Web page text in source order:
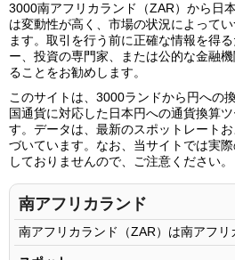
3000.05ランド
3000.06ランド
3000.07ランド
3000.08ランド
3000.09ランド
3000.10ランド
3000.11ランド
3000.12ランド
3000南アフリカランド（ZAR）から日
は変動性が高く、市場の状況によって
ます。取引を行う前に正確な情報を得
ー、投資の専門家、または公的な金融
ることをお勧めします。
このサイトは、3000ランドから円への
国通貨に対応した日本円への通貨換算
す。データは、最新のスポットレート
づいています。なお、当サイトでは実
しておりませんので、ご注意ください。
南アフリカランド
南アフリカランド（ZAR）は南アフリ